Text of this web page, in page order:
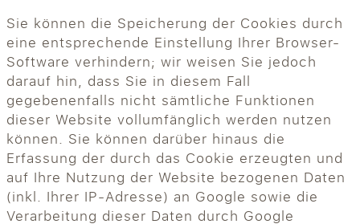
Sie können die Speicherung der Cookies durch
eine entsprechende Einstellung Ihrer Browser-
Software verhindern; wir weisen Sie jedoch
darauf hin, dass Sie in diesem Fall
gegebenenfalls nicht sämtliche Funktionen
dieser Website vollumfänglich werden nutzen
können. Sie können darüber hinaus die
Erfassung der durch das Cookie erzeugten und
auf Ihre Nutzung der Website bezogenen Daten
(inkl. Ihrer IP-Adresse) an Google sowie die
Verarbeitung dieser Daten durch Google